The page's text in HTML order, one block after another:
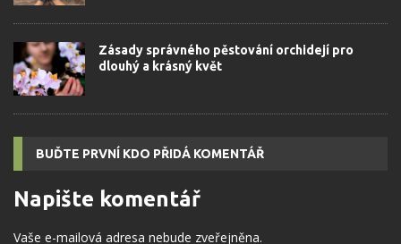
Zásady správného pěstování orchidejí pro
dlouhý a krásný květ
BUĎTE PRVNÍ KDO PŘIDÁ KOMENTÁŘ
Napište komentář
Vaše e-mailová adresa nebude zveřejněna.